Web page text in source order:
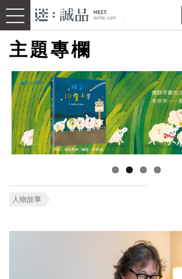
主題專欄
人物故事